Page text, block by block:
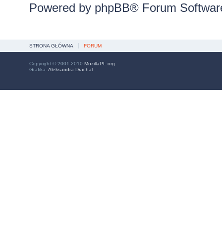
Powered by phpBB® Forum
STRONA GŁÓWNA FORUM
Copyright © 2001-2010 MozillaPL.org
Grafika: Aleksandra Drachal